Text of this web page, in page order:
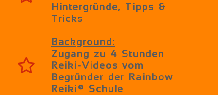
Hintergründe, Tipps &
Tricks
Background:
Zugang zu 4 Stunden
Reiki-Videos vom
Begründer der Rainbow
Reiki® Schule